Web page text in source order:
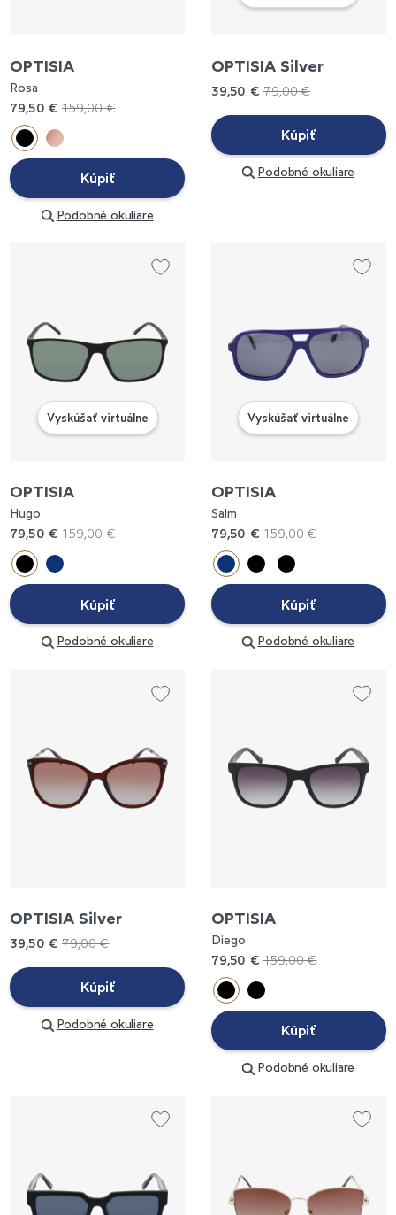
OPTISIA
Rosa
79,50 € 159,00 €
Kúpiť
Podobné okuliare
OPTISIA Silver
39,50 €79,00 €
Kúpiť
Podobné okuliare
Vyskúšať virtuálne
OPTISIA
Hugo
79,50 € 159,00 €
Kúpiť
Podobné okuliare
Vyskúšať virtuálne
OPTISIA
Salm
79,50 €159,00 €
Kúpiť
Podobné okuliare
OPTISIA Silver
39,50 € 79,00 €
Kúpiť
Podobné okuliare
OPTISIA
Diego
79,50 €159,00 €
Kúpiť
Podobné okuliare